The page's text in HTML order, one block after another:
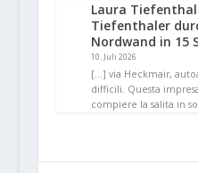
Laura
Tiefenthaler
Nordwand in 15
10. Juli 2026
[…] via Heckmair,
difficili. Questa
compiere la salita in